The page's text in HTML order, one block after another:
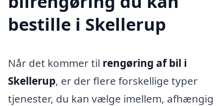
bestille i Skellerup
Når det kommer til rengøring af bil i
Skellerup, er der flere forskellige typer
tjenester, du kan vælge imellem, afhængig